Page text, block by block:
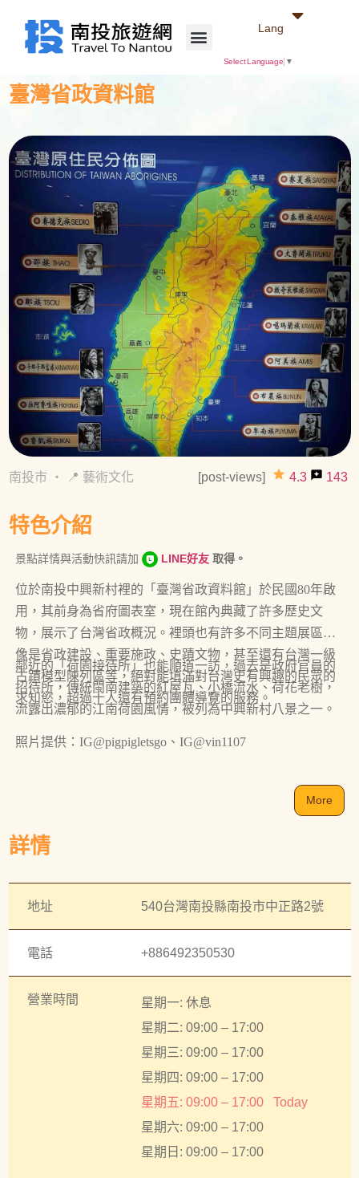
Lang
Select Language ▼
臺灣省政資料館
南投市 ・ 📍 藝術文化 [post-views] grade 4.3 reviews 143
特色介紹
景點詳情與活動快訊請加 LINE好友 取得。
位於南投中興新村裡的「臺灣省政資料館」於民國80年啟
用，其前身為省府圖表室，現在館內典藏了許多歷史文
物，展示了台灣省政概況。裡頭也有許多不同主題展區，
像是省政建設、重要施政、史蹟文物，甚至還有台灣一級
古蹟模型陳列區等，絕對能填滿對台灣史有興趣的民眾的
求知慾，超過十人還有預約團體導覽的服務。
鄰近的「荷園接待所」也能順道一訪，過去是政府官員的
招待所，傳統閩南建築的紅屋瓦、小橋流水、荷花老樹，
流露出濃郁的江南荷園風情，被列為中興新村八景之一。
照片提供：IG@pigpigletsgo、IG@vin1107
More
詳情
地址 540台灣南投縣南投市中正路2號
電話 +886492350530
營業時間
星期一: 休息
星期二: 09:00 – 17:00
星期三: 09:00 – 17:00
星期四: 09:00 – 17:00
星期五: 09:00 – 17:00
Today
星期六: 09:00 – 17:00
星期日: 09:00 – 17:00